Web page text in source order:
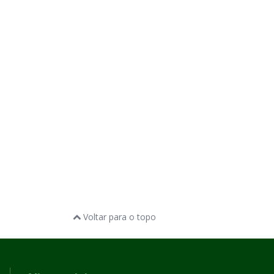
Voltar para o topo